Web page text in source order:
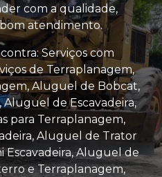
com a qualidade,
atendimento.
Serviços com
de Terraplanagem,
Aluguel de Bobcat,
de Escavadeira,
para Terraplanagem,
Aluguel de Trator
Escavadeira, Aluguel de
e Terraplanagem,